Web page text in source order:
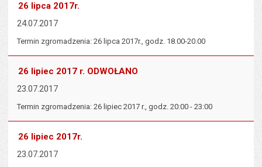
26 lipca 2017r.
24.07.2017
Termin zgromadzenia: 26 lipca 2017r., godz. 18.00-20.00
26 lipiec 2017 r. ODWOŁANO
23.07.2017
Termin zgromadzenia: 26 lipiec 2017 r., godz. 20:00 - 23:00
26 lipiec 2017r.
23.07.2017